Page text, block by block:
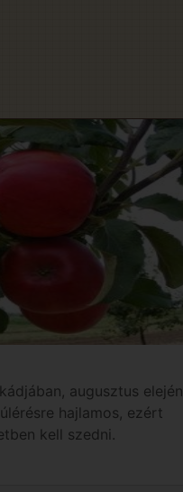
augusztus elején
hajlamos, ezért
kell szedni.